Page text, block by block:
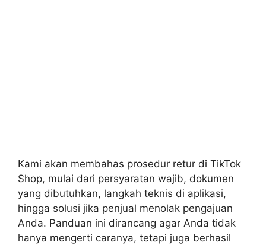
Kami akan membahas prosedur retur di TikTok
Shop, mulai dari persyaratan wajib, dokumen
yang dibutuhkan, langkah teknis di aplikasi,
hingga solusi jika penjual menolak pengajuan
Anda. Panduan ini dirancang agar Anda tidak
hanya mengerti caranya, tetapi juga berhasil